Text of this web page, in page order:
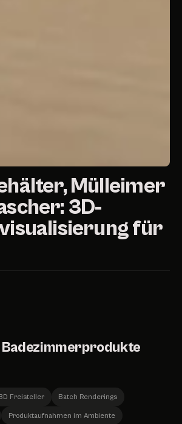
Mülleimer
3D-
für
Badezimmerprodukte
Freisteller Batch Renderings
Produktaufnahmen im Ambiente